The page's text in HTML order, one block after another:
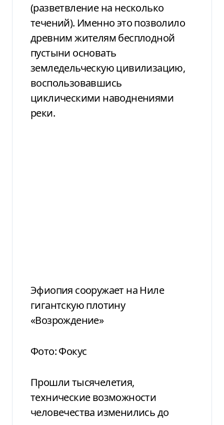
(разветвление на несколько
течений). Именно это позволило
древним жителям бесплодной
пустыни основать
земледельческую цивилизацию,
воспользовавшись
циклическими наводнениями
реки.
Эфиопия сооружает на Ниле
гигантскую плотину
«Возрождение»
Фото: Фокус
Прошли тысячелетия,
технические возможности
человечества изменились до